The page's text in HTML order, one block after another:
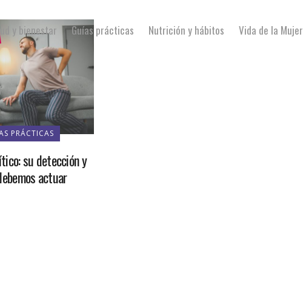
y bienestar Guías prácticas Nutrición y hábitos Vida de la Mujer
PRÁCTICAS
su detección y
actuar